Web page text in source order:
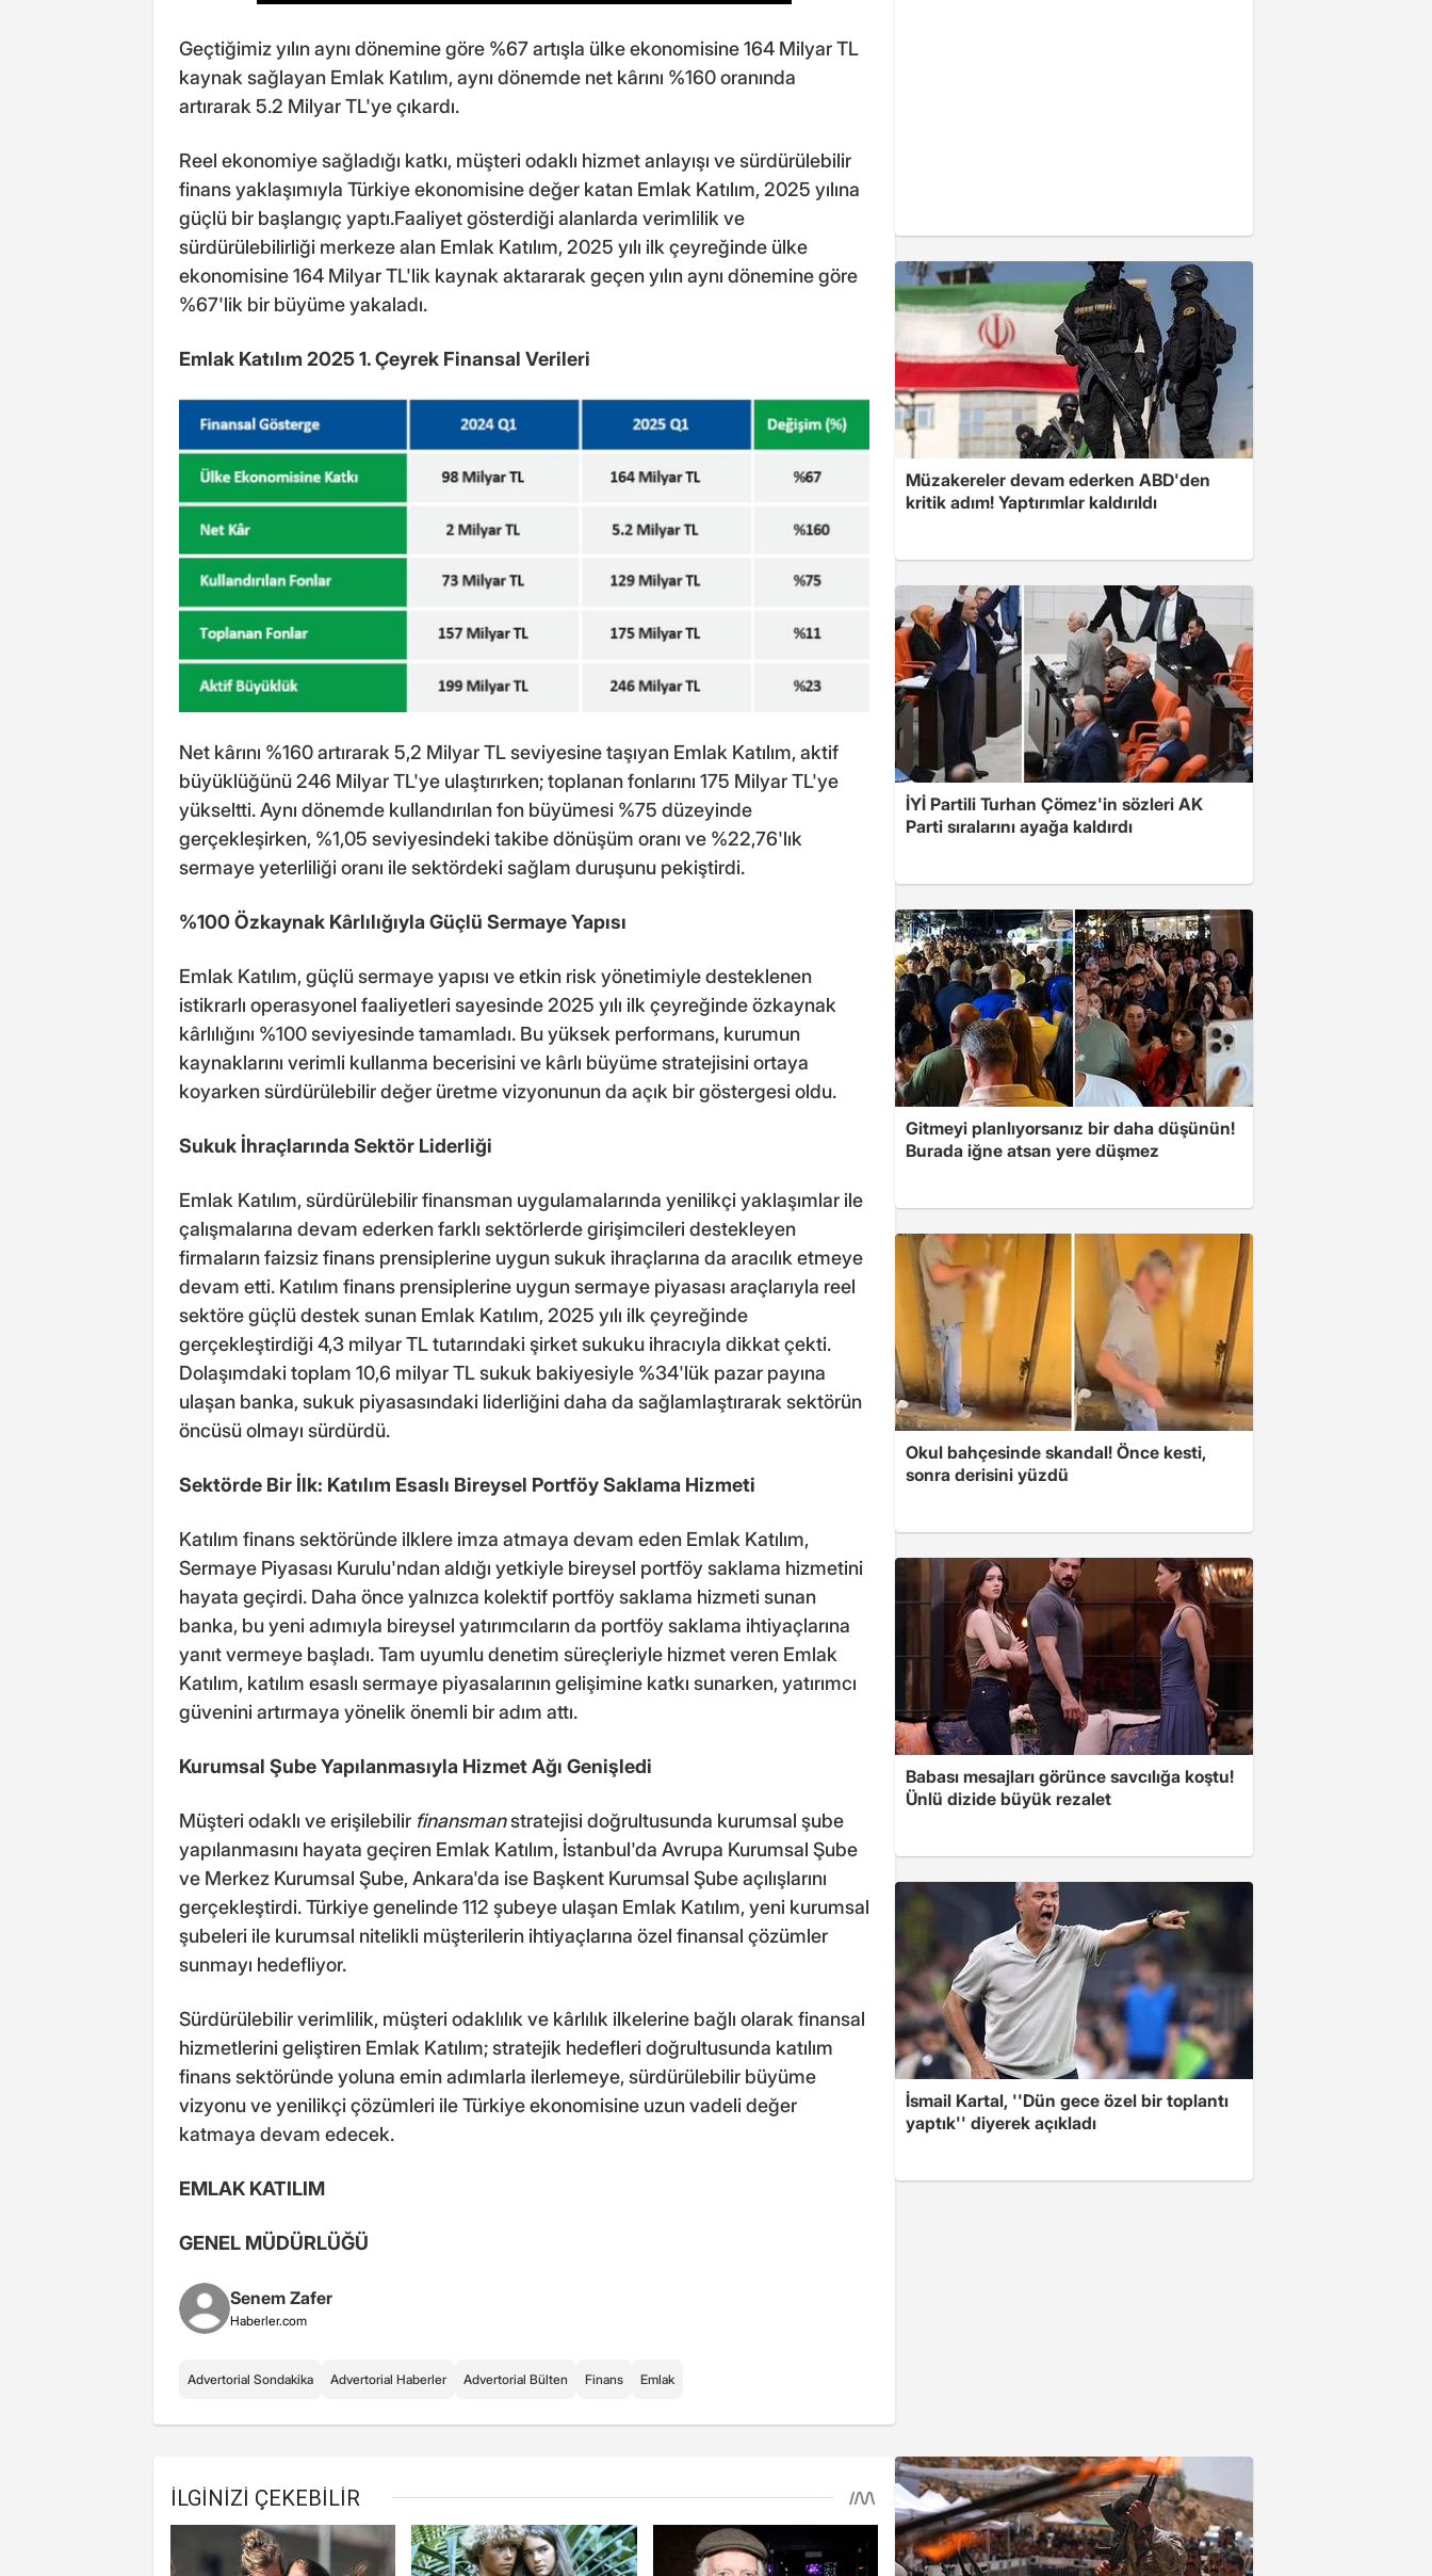
Geçtiğimiz yılın aynı dönemine göre %67 artışla ülke ekonomisine 164 Milyar TL
kaynak sağlayan Emlak Katılım, aynı dönemde net kârını %160 oranında
artırarak 5.2 Milyar TL'ye çıkardı.
Reel ekonomiye sağladığı katkı, müşteri odaklı hizmet anlayışı ve sürdürülebilir
finans yaklaşımıyla Türkiye ekonomisine değer katan Emlak Katılım, 2025 yılına
güçlü bir başlangıç yaptı.Faaliyet gösterdiği alanlarda verimlilik ve
sürdürülebilirliği merkeze alan Emlak Katılım, 2025 yılı ilk çeyreğinde ülke
ekonomisine 164 Milyar TL'lik kaynak aktararak geçen yılın aynı dönemine göre
%67'lik bir büyüme yakaladı.
Emlak Katılım 2025 1. Çeyrek Finansal Verileri
Net kârını %160 artırarak 5,2 Milyar TL seviyesine taşıyan Emlak Katılım, aktif
büyüklüğünü 246 Milyar TL'ye ulaştırırken; toplanan fonlarını 175 Milyar TL'ye
yükseltti. Aynı dönemde kullandırılan fon büyümesi %75 düzeyinde
gerçekleşirken, %1,05 seviyesindeki takibe dönüşüm oranı ve %22,76'lık
sermaye yeterliliği oranı ile sektördeki sağlam duruşunu pekiştirdi.
%100 Özkaynak Kârlılığıyla Güçlü Sermaye Yapısı
Emlak Katılım, güçlü sermaye yapısı ve etkin risk yönetimiyle desteklenen
istikrarlı operasyonel faaliyetleri sayesinde 2025 yılı ilk çeyreğinde özkaynak
kârlılığını %100 seviyesinde tamamladı. Bu yüksek performans, kurumun
kaynaklarını verimli kullanma becerisini ve kârlı büyüme stratejisini ortaya
koyarken sürdürülebilir değer üretme vizyonunun da açık bir göstergesi oldu.
Sukuk İhraçlarında Sektör Liderliği
Emlak Katılım, sürdürülebilir finansman uygulamalarında yenilikçi yaklaşımlar ile
çalışmalarına devam ederken farklı sektörlerde girişimcileri destekleyen
firmaların faizsiz finans prensiplerine uygun sukuk ihraçlarına da aracılık etmeye
devam etti. Katılım finans prensiplerine uygun sermaye piyasası araçlarıyla reel
sektöre güçlü destek sunan Emlak Katılım, 2025 yılı ilk çeyreğinde
gerçekleştirdiği 4,3 milyar TL tutarındaki şirket sukuku ihracıyla dikkat çekti.
Dolaşımdaki toplam 10,6 milyar TL sukuk bakiyesiyle %34'lük pazar payına
ulaşan banka, sukuk piyasasındaki liderliğini daha da sağlamlaştırarak sektörün
öncüsü olmayı sürdürdü.
Sektörde Bir İlk: Katılım Esaslı Bireysel Portföy Saklama Hizmeti
Katılım finans sektöründe ilklere imza atmaya devam eden Emlak Katılım,
Sermaye Piyasası Kurulu'ndan aldığı yetkiyle bireysel portföy saklama hizmetini
hayata geçirdi. Daha önce yalnızca kolektif portföy saklama hizmeti sunan
banka, bu yeni adımıyla bireysel yatırımcıların da portföy saklama ihtiyaçlarına
yanıt vermeye başladı. Tam uyumlu denetim süreçleriyle hizmet veren Emlak
Katılım, katılım esaslı sermaye piyasalarının gelişimine katkı sunarken, yatırımcı
güvenini artırmaya yönelik önemli bir adım attı.
Kurumsal Şube Yapılanmasıyla Hizmet Ağı Genişledi
Müşteri odaklı ve erişilebilir finansmanstratejisi doğrultusunda kurumsal şube
yapılanmasını hayata geçiren Emlak Katılım, İstanbul'da Avrupa Kurumsal Şube
ve Merkez Kurumsal Şube, Ankara'da ise Başkent Kurumsal Şube açılışlarını
gerçekleştirdi. Türkiye genelinde 112 şubeye ulaşan Emlak Katılım, yeni kurumsal
şubeleri ile kurumsal nitelikli müşterilerin ihtiyaçlarına özel finansal çözümler
sunmayı hedefliyor.
Sürdürülebilir verimlilik, müşteri odaklılık ve kârlılık ilkelerine bağlı olarak finansal
hizmetlerini geliştiren Emlak Katılım; stratejik hedefleri doğrultusunda katılım
finans sektöründe yoluna emin adımlarla ilerlemeye, sürdürülebilir büyüme
vizyonu ve yenilikçi çözümleri ile Türkiye ekonomisine uzun vadeli değer
katmaya devam edecek.
EMLAK KATILIM
GENEL MÜDÜRLÜĞÜ
Senem Zafer
Haberler.com
Advertorial Sondakika Advertorial Haberler Advertorial Bülten Finans Emlak
Müzakereler devam ederken ABD'den
kritik adım! Yaptırımlar kaldırıldı
İYİ Partili Turhan Çömez'in sözleri AK
Parti sıralarını ayağa kaldırdı
Gitmeyi planlıyorsanız bir daha düşünün!
Burada iğne atsan yere düşmez
Okul bahçesinde skandal! Önce kesti,
sonra derisini yüzdü
Babası mesajları görünce savcılığa koştu!
Ünlü dizide büyük rezalet
İsmail Kartal, ''Dün gece özel bir toplantı
yaptık'' diyerek açıkladı